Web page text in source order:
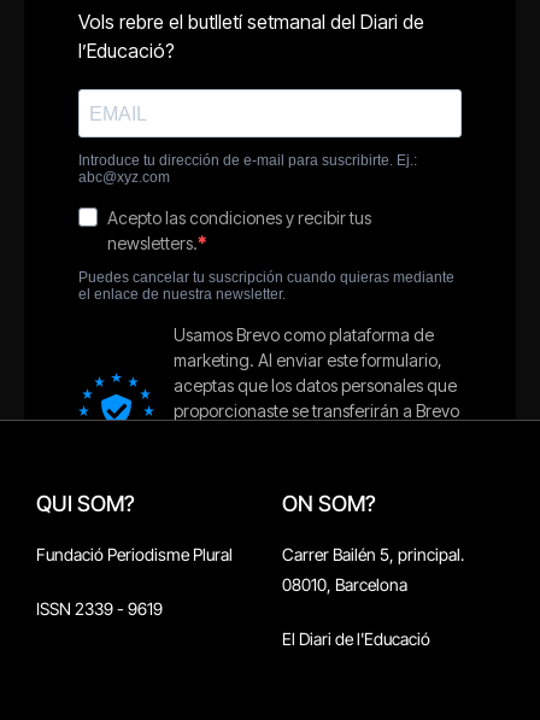
QUI SOM?
Fundació Periodisme Plural
ISSN 2339 - 9619
ON SOM?
Carrer Bailén 5, principal.
08010, Barcelona
El Diari de l'Educació